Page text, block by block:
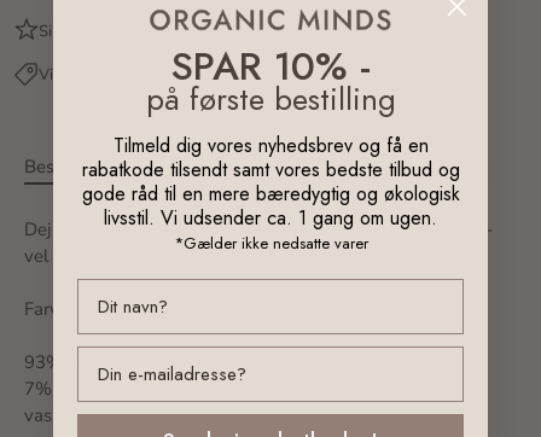
Sikkerhed - vi er e-mærket
Vi har
Beskrivelse
Dejlige og meget bløde leggings i glat økologisk bomuld -
vel nærmest microfiber.
Farven hedder 'burgund'/vinrød - meget smuk.
93% kbA certificeret økologisk bomuld
7% elasthan
vaskes ved 30 grader
SPAR 10% -
på første bestilling
Tilmeld dig vores nyhedsbrev og få en
rabatkode tilsendt samt vores bedste tilbud og
gode råd til en mere bæredygtig og økologisk
livsstil. Vi udsender ca. 1 gang om ugen.
*Gælder ikke nedsatte varer